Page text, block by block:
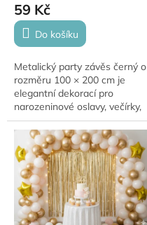
59 Kč
Do košíku
Metalický party závěs černý o
rozměru 100 × 200 cm je
elegantní dekorací pro
narozeninové oslavy, večírky,
svatby i tematické akce.
Vytvoří efektní pozadí do
fotokoutku,...